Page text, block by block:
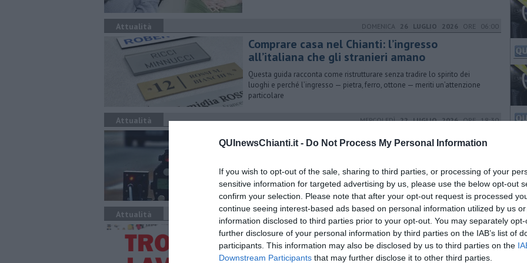
QUInewsChianti.it - Do Not Process My Personal Information
If you wish to opt-out of the sale, sharing to third parties, or processing of your
sensitive information for targeted advertising by us, please use the below opt-out
confirm your selection. Please note that after your opt-out request is processed
continue seeing interest-based ads based on personal information utilized by us
information disclosed to third parties prior to your opt-out. You may separately
further disclosure of your personal information by third parties on the IAB’s list of
participants. This information may also be disclosed by us to third parties on the
Downstream Participants that may further disclose it to other third parties.
Attualità DOMENICA 26 LUGLIO 2026 ORE 06:00
Comprare casa nel Chianti: l’ingresso
all’italiana che gli stranieri amano
Questa guida racconta come ristrutturare senza tradire lo spirito dei
luoghi e perché l’ingresso — pietra, ferro, ottone — meriti un’attenzione
particolare
Attualità MERCOLEDÌ22 LUGLIO 2026ORE 18:30
Eccesso di velocità, multe per 57 milioni di euro
Attualità DOMENICA 19 LUGLIO 2026ORE 07:00
​Tutte le offerte di lavoro in provincia di
Firenze